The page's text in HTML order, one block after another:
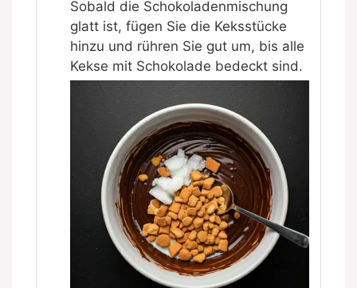
Sobald die Schokoladenmischung
glatt ist, fügen Sie die Keksstücke
hinzu und rühren Sie gut um, bis alle
Kekse mit Schokolade bedeckt sind.